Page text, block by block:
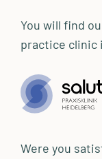
You will find
practice clinic
Were you